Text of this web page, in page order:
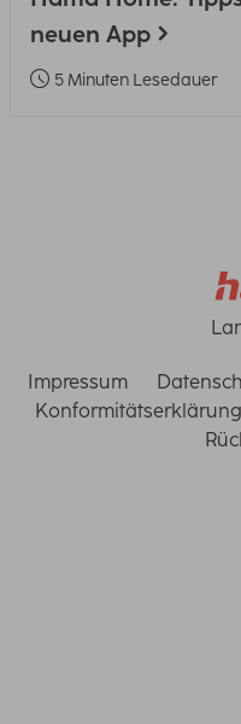
neuen App
5 Minuten Lesedauer
Impressum